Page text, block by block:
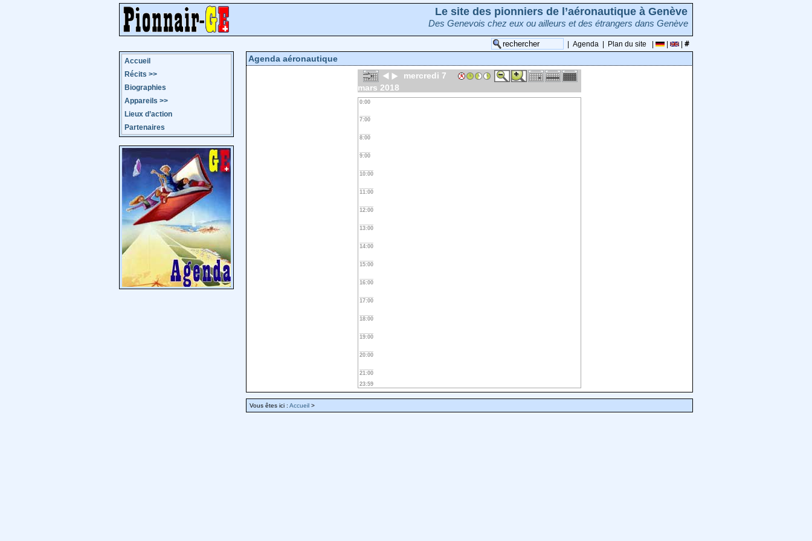
Le site des pionniers de l’aéronautique à Genève
Des Genevois chez eux ou ailleurs et des étrangers dans Genève
Agenda Plan du site
Accueil
Récits >>
Biographies
Appareils >>
Lieux d’action
Partenaires
Agenda aéronautique
mercredi 7
mars 2018
0:00
7:00
8:00
9:00
10:00
11:00
12:00
13:00
14:00
15:00
16:00
17:00
18:00
19:00
20:00
21:00
23:59
Vous êtes ici : Accueil >